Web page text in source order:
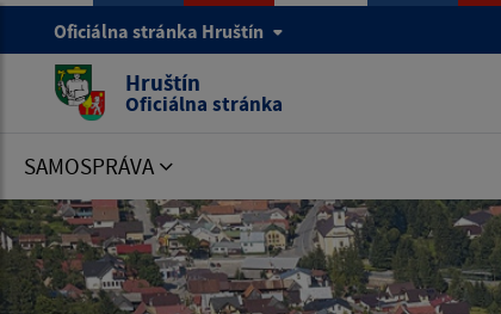
Oficiálna stránka Hruštín
Hruštín
Oficiálna stránka
SAMOSPRÁVA